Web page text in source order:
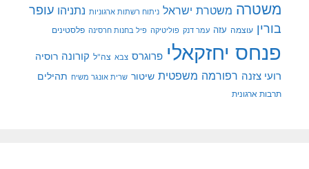
משטרה משטרת ישראל ניתוח רשתות ארגוניות נתניהו עופר
בורין עוצמה עזה עמר דנק פוליטיקה פיל בחנות חרסינה פלסטינים
פנחס יחזקאלי פרוגרס צבא צה"ל קורונה רוסיה
רועי צזנה רפורמה משפטית שיטור שרית אונגר משיח תהילים
תרבות ארגונית